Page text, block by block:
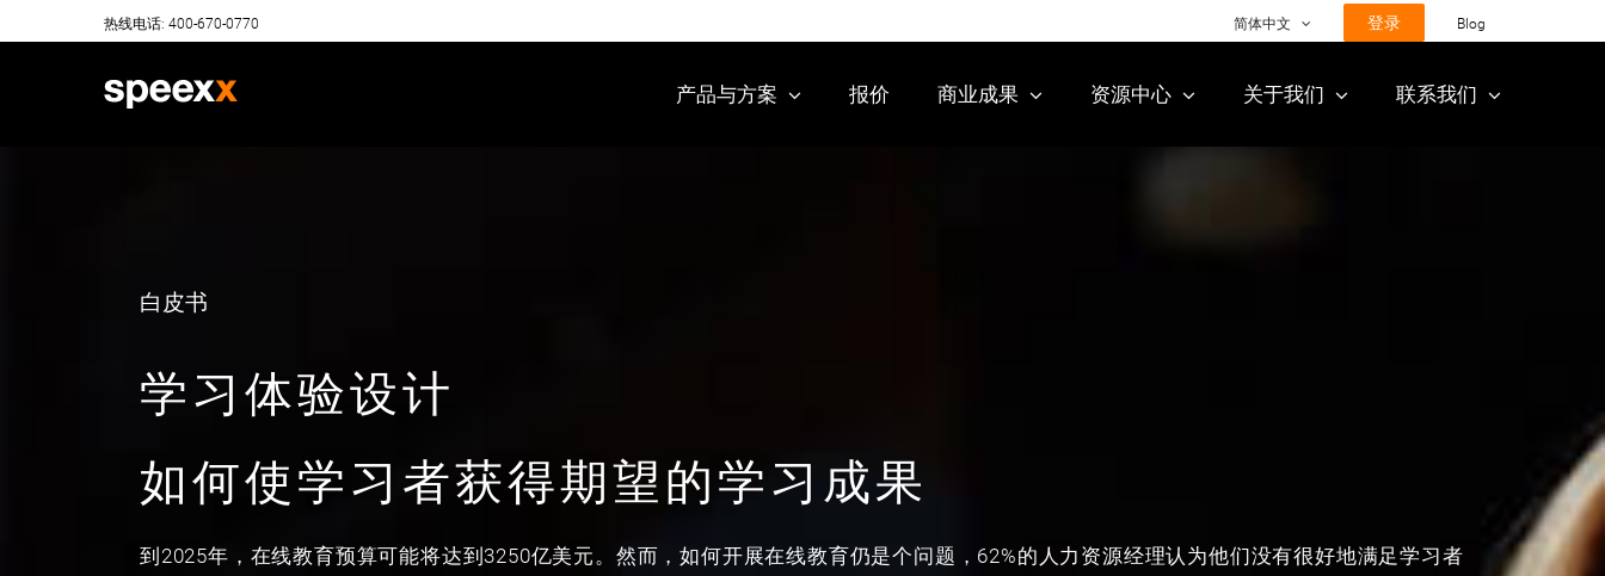
to
热线电话: 400-670-0770 简体中文 登录 Blog
产品与方案 报价 商业成果 资源中心 关于我们 联系我们
白皮书
学习体验设计
如何使学习者获得期望的学习成果
到2025年，在线教育预算可能将达到3250亿美元。然而，如何开展在线教育仍是个问题，62%的人力资源经理认为他们没有很好地满足学习者